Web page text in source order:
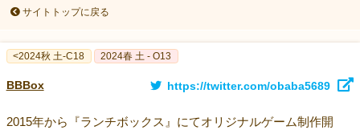
サイトトップに戻る
<2024秋 土-C18 2024春 土 - O13
BBBox https://twitter.com/obaba5689
2015年から『ランチボックス』にてオリジナルゲーム制作開